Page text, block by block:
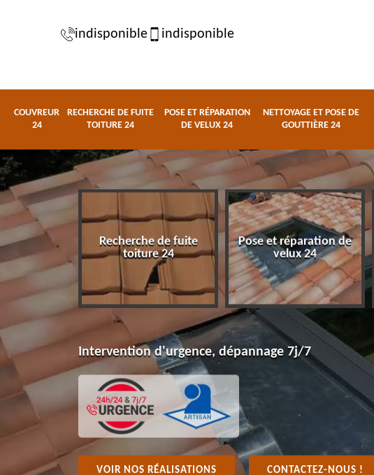
indisponible indisponible
COUVREUR
24
RECHERCHE DE FUITE
TOITURE 24
POSE ET RÉPARATION
DE VELUX 24
NETTOYAGE ET POSE DE
GOUTTIÈRE 24
24
Recherche de fuite
toiture 24
Pose et réparation de
velux 24
Intervention d'urgence, dépannage 7j/7
VOIR NOS RÉALISATIONS CONTACTEZ-NOUS !